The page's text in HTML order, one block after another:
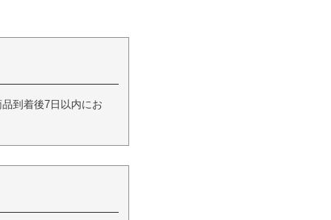
到着後7日以内にお